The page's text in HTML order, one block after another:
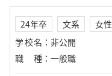
24年卒 文系
女性
学校名 ： 非公開
職種 ： 一般職